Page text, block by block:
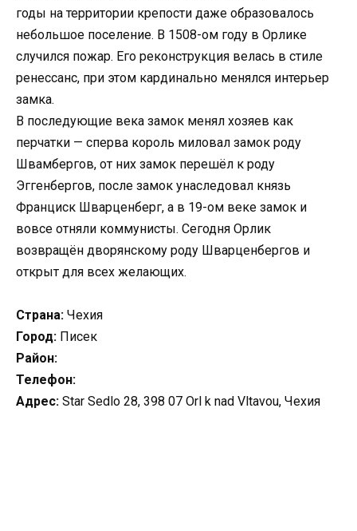
годы на территории крепости даже образовалось
небольшое поселение. В 1508-ом году в Орлике
случился пожар. Его реконструкция велась в стиле
ренессанс, при этом кардинально менялся интерьер
замка.
В последующие века замок менял хозяев как
перчатки — сперва король миловал замок роду
Швамбергов, от них замок перешёл к роду
Эггенбергов, после замок унаследовал князь
Франциск Шварценберг, а в 19-ом веке замок и
вовсе отняли коммунисты. Сегодня Орлик
возвращён дворянскому роду Шварценбергов и
открыт для всех желающих.
Страна: Чехия
Город: Писек
Район:
Телефон:
Адрес: Star Sedlo 28, 398 07 Orl k nad Vltavou, Чехия